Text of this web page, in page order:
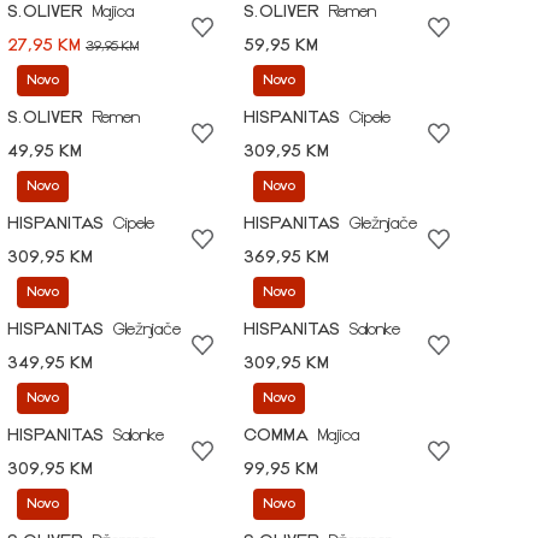
S.OLIVER
Majica
27,95 KM 39,95 KM
S.OLIVER
Remen
59,95 KM
Novo
S.OLIVER
Remen
49,95 KM
Novo
HISPANITAS
Cipele
309,95 KM
Novo
HISPANITAS
Cipele
309,95 KM
Novo
HISPANITAS
Gležnjače
369,95 KM
Novo
HISPANITAS
Gležnjače
349,95 KM
Novo
HISPANITAS
Salonke
309,95 KM
Novo
HISPANITAS
Salonke
309,95 KM
Novo
COMMA
Majica
99,95 KM
Novo Novo